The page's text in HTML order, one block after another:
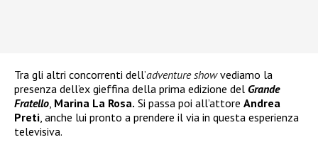
Tra gli altri concorrenti dell’adventure show vediamo la
presenza dell’ex gieffina della prima edizione del Grande
Fratello, Marina La Rosa. Si passa poi all’attore Andrea
Preti, anche lui pronto a prendere il via in questa esperienza
televisiva.